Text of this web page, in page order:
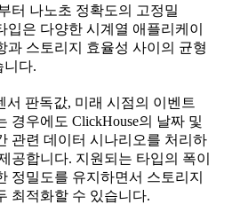
터 나노초 정확도의 고정밀
입은 다양한 시계열 애플리케이
과 스토리지 효율성 사이의 균형
니다.
서 판독값, 미래 시점의 이벤트
경우에도 ClickHouse의 날짜 및
관련 데이터 시나리오를 처리하
공합니다. 지원되는 타입의 폭이
정밀도를 유지하면서 스토리지
최적화할 수 있습니다.